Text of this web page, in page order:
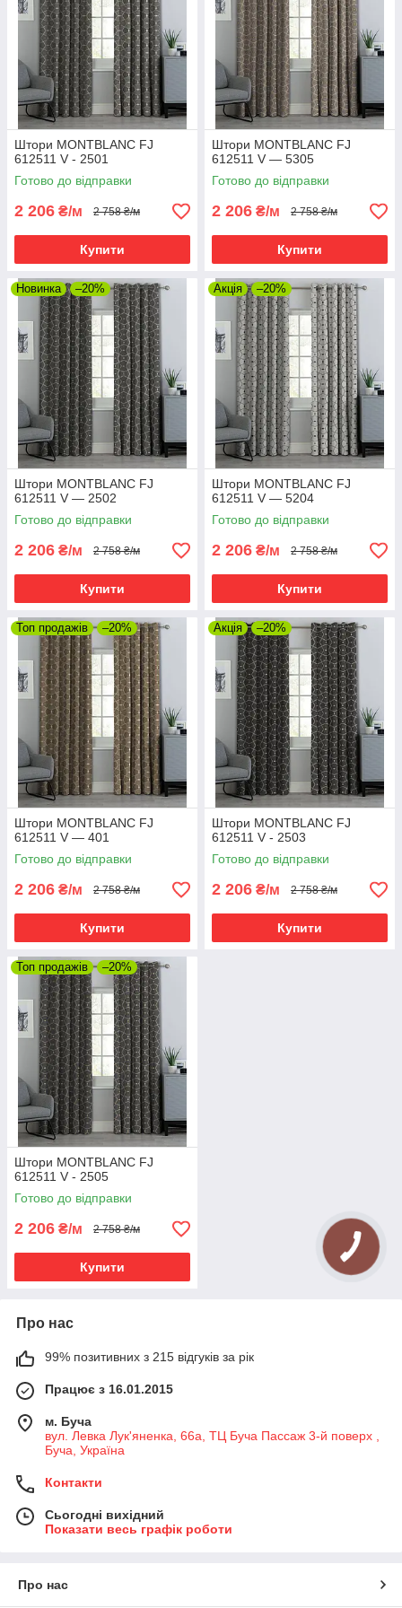
Штори MONTBLANC FJ
612511 V - 2501
Готово до відправки
2 206 ₴/м 2 758 ₴/м
Купити
Штори MONTBLANC FJ
612511 V — 5305
Готово до відправки
2 206 ₴/м 2 758 ₴/м
Купити
Новинка –20%
Штори MONTBLANC FJ
612511 V — 2502
Готово до відправки
2 206 ₴/м 2 758 ₴/м
Купити
Акція –20%
Штори MONTBLANC FJ
612511 V — 5204
Готово до відправки
2 206 ₴/м 2 758 ₴/м
Купити
Топ продажів –20%
Штори MONTBLANC FJ
612511 V — 401
Готово до відправки
2 206 ₴/м 2 758 ₴/м
Купити
Акція –20%
Штори MONTBLANC FJ
612511 V - 2503
Готово до відправки
2 206 ₴/м 2 758 ₴/м
Купити
Топ продажів –20%
Штори MONTBLANC FJ
612511 V - 2505
Готово до відправки
2 206 ₴/м 2 758 ₴/м
Купити
Про нас
99% позитивних з 215 відгуків за рік
Працює з 16.01.2015
м. Буча
вул. Левка Лук'яненка, 66а, ТЦ Буча Пассаж 3-й поверх ,
Буча, Україна
Контакти
Сьогодні вихідний
Показати весь графік роботи
Про нас